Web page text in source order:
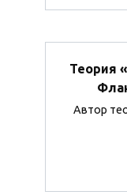
Теория
Автор